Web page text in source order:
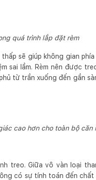
quá trình lắp đặt rèm
sẽ giúp không gian
sai lầm. Rèm nên được
từ trần xuống đến gần
cao hơn cho toàn bộ căn
treo. Giữa vô vàn loại
có sự tính toán đến